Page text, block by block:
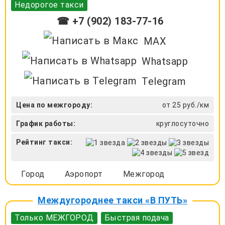
Недорогое такси
☎ +7 (902) 183-77-16
MAX
Whatsapp
Telegram
Цена по межгороду: от 25 руб./км
График работы: круглосуточно
Рейтинг такси:
Город Аэропорт Межгород
Междугороднее такси «В ПУТЬ»
Только МЕЖГОРОД Быстрая подача